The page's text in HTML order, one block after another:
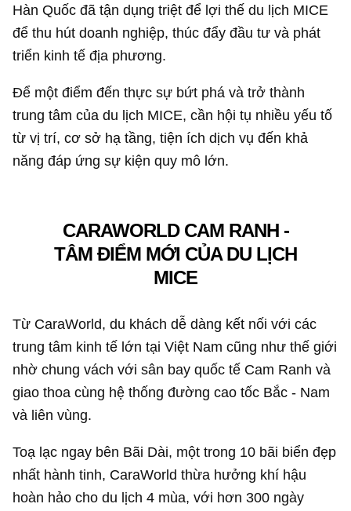
Hàn Quốc đã tận dụng triệt để lợi thế du lịch MICE
để thu hút doanh nghiệp, thúc đẩy đầu tư và phát
triển kinh tế địa phương.
Để một điểm đến thực sự bứt phá và trở thành
trung tâm của du lịch MICE, cần hội tụ nhiều yếu tố
từ vị trí, cơ sở hạ tầng, tiện ích dịch vụ đến khả
năng đáp ứng sự kiện quy mô lớn.
CARAWORLD CAM RANH -
TÂM ĐIỂM MỚI CỦA DU LỊCH
MICE
Từ CaraWorld, du khách dễ dàng kết nối với các
trung tâm kinh tế lớn tại Việt Nam cũng như thế giới
nhờ chung vách với sân bay quốc tế Cam Ranh và
giao thoa cùng hệ thống đường cao tốc Bắc - Nam
và liên vùng.
Toạ lạc ngay bên Bãi Dài, một trong 10 bãi biển đẹp
nhất hành tinh, CaraWorld thừa hưởng khí hậu
hoàn hảo cho du lịch 4 mùa, với hơn 300 ngày